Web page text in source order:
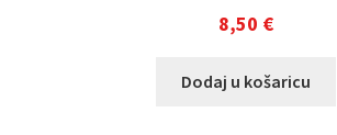
8,50 €
Dodaj u košaricu